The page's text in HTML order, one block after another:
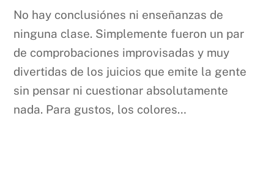
No hay conclusiónes ni enseñanzas de
ninguna clase. Simplemente fueron un par
de comprobaciones improvisadas y muy
divertidas de los juicios que emite la gente
sin pensar ni cuestionar absolutamente
nada. Para gustos, los colores…